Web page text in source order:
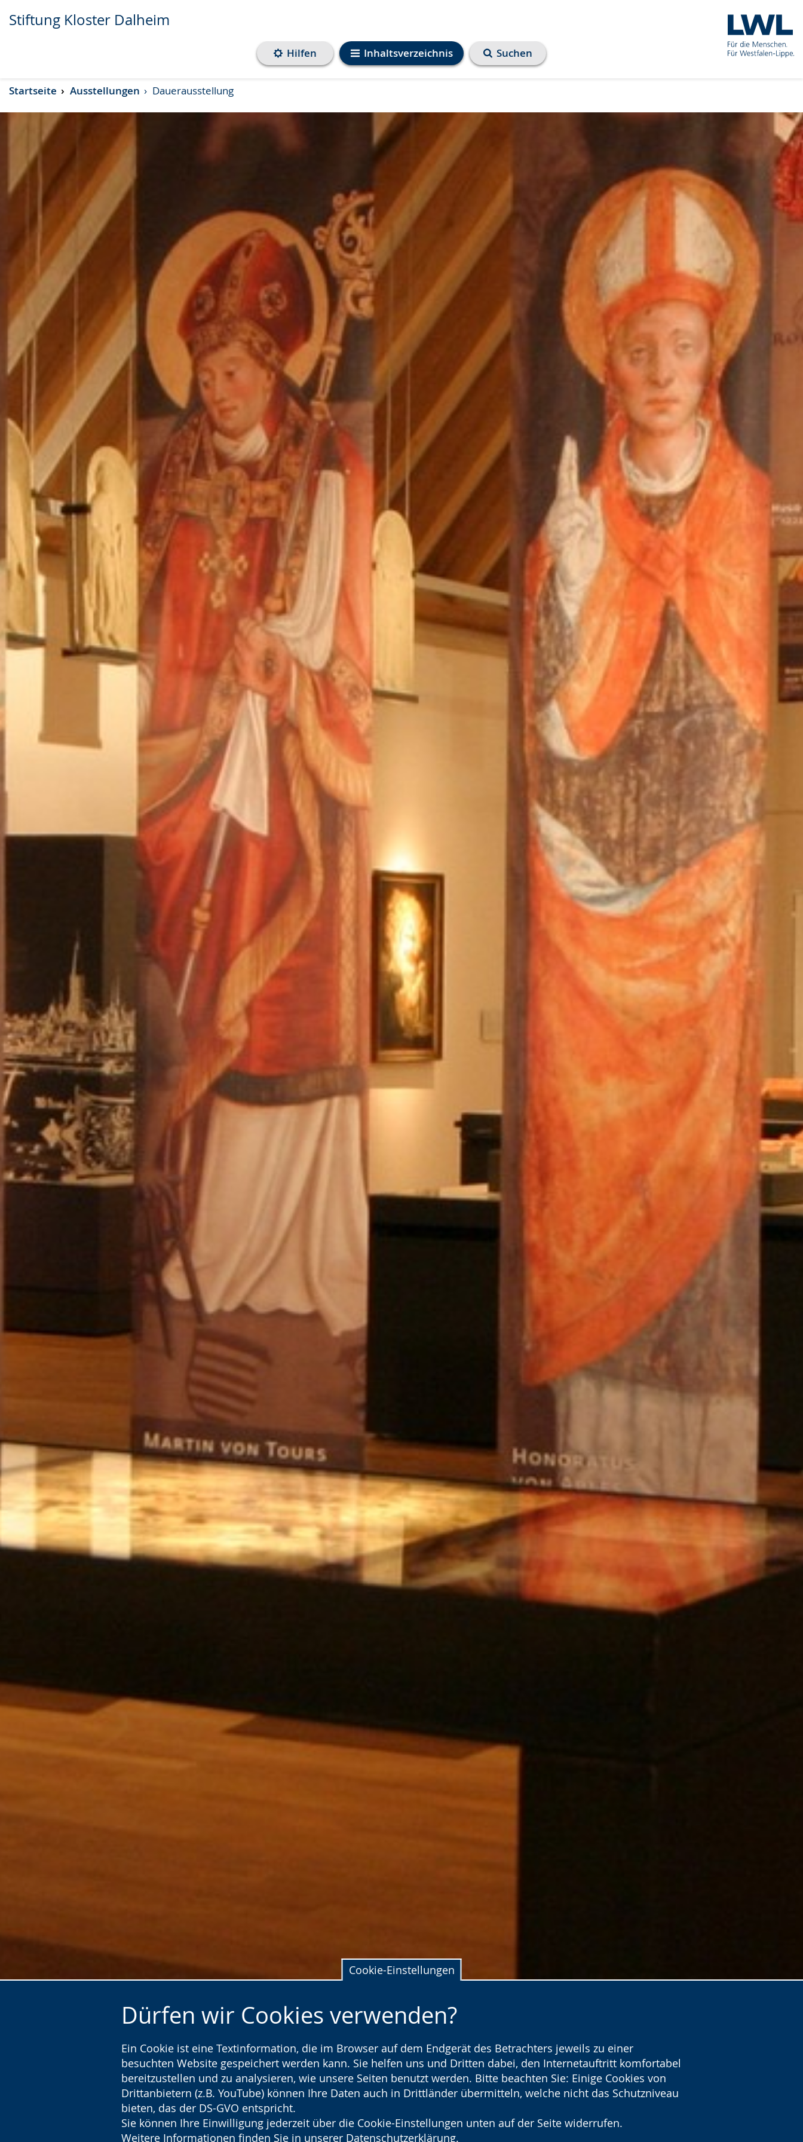
Transkript anzeigen
Abspielen
Pausieren
Stiftung Kloster Dalheim
Inhaltsverzeichnis
Hilfen Suchen
Cookie-Einstellungen
Dürfen wir Cookies verwenden?
Ein Cookie ist eine Textinformation, die im Browser auf dem Endgerät des Betrachters jeweils zu einer
besuchten Website gespeichert werden kann. Sie helfen uns und Dritten dabei, den Internetauftritt komfortabel
bereitzustellen und zu analysieren, wie unsere Seiten benutzt werden. Bitte beachten Sie: Einige Cookies von
Drittanbietern (z.B. YouTube) können Ihre Daten auch in Drittländer übermitteln, welche nicht das Schutzniveau
bieten, das der DS-GVO entspricht.
Sie können Ihre Einwilligung jederzeit über die Cookie-Einstellungen unten auf der Seite widerrufen.
Weitere Informationen finden Sie in unserer Datenschutzerklärung.
Startseite Ausstellungen Dauerausstellung